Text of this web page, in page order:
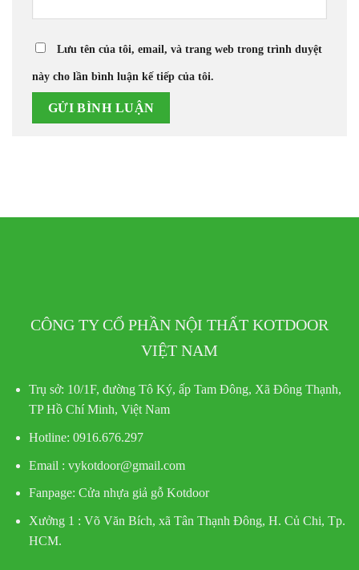
Lưu tên của tôi, email, và trang web trong trình duyệt
này cho lần bình luận kế tiếp của tôi.
CÔNG TY CỔ PHẦN NỘI THẤT KOTDOOR
VIỆT NAM
Trụ sở: 10/1F, đường Tô Ký, ấp Tam Đông, Xã Đông Thạnh,
TP Hồ Chí Minh, Việt Nam
Hotline: 0916.676.297
Email : vykotdoor@gmail.com
Fanpage: Cửa nhựa giả gỗ Kotdoor
Xưởng 1 : Võ Văn Bích, xã Tân Thạnh Đông, H. Củ Chi, Tp.
HCM.